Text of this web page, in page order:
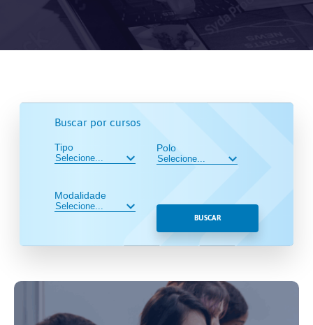
Buscar por cursos
Tipo
Modalidade
Polo
BUSCAR